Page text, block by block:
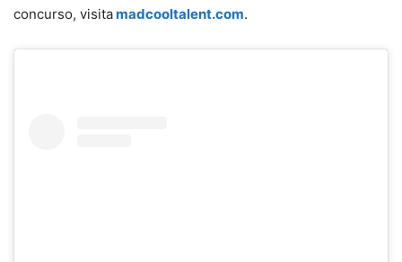
concurso, visitamadcooltalent.com.